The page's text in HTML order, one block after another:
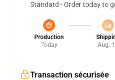
Standard - Order today to
Production
Today
Aug.
Transaction sécurisée